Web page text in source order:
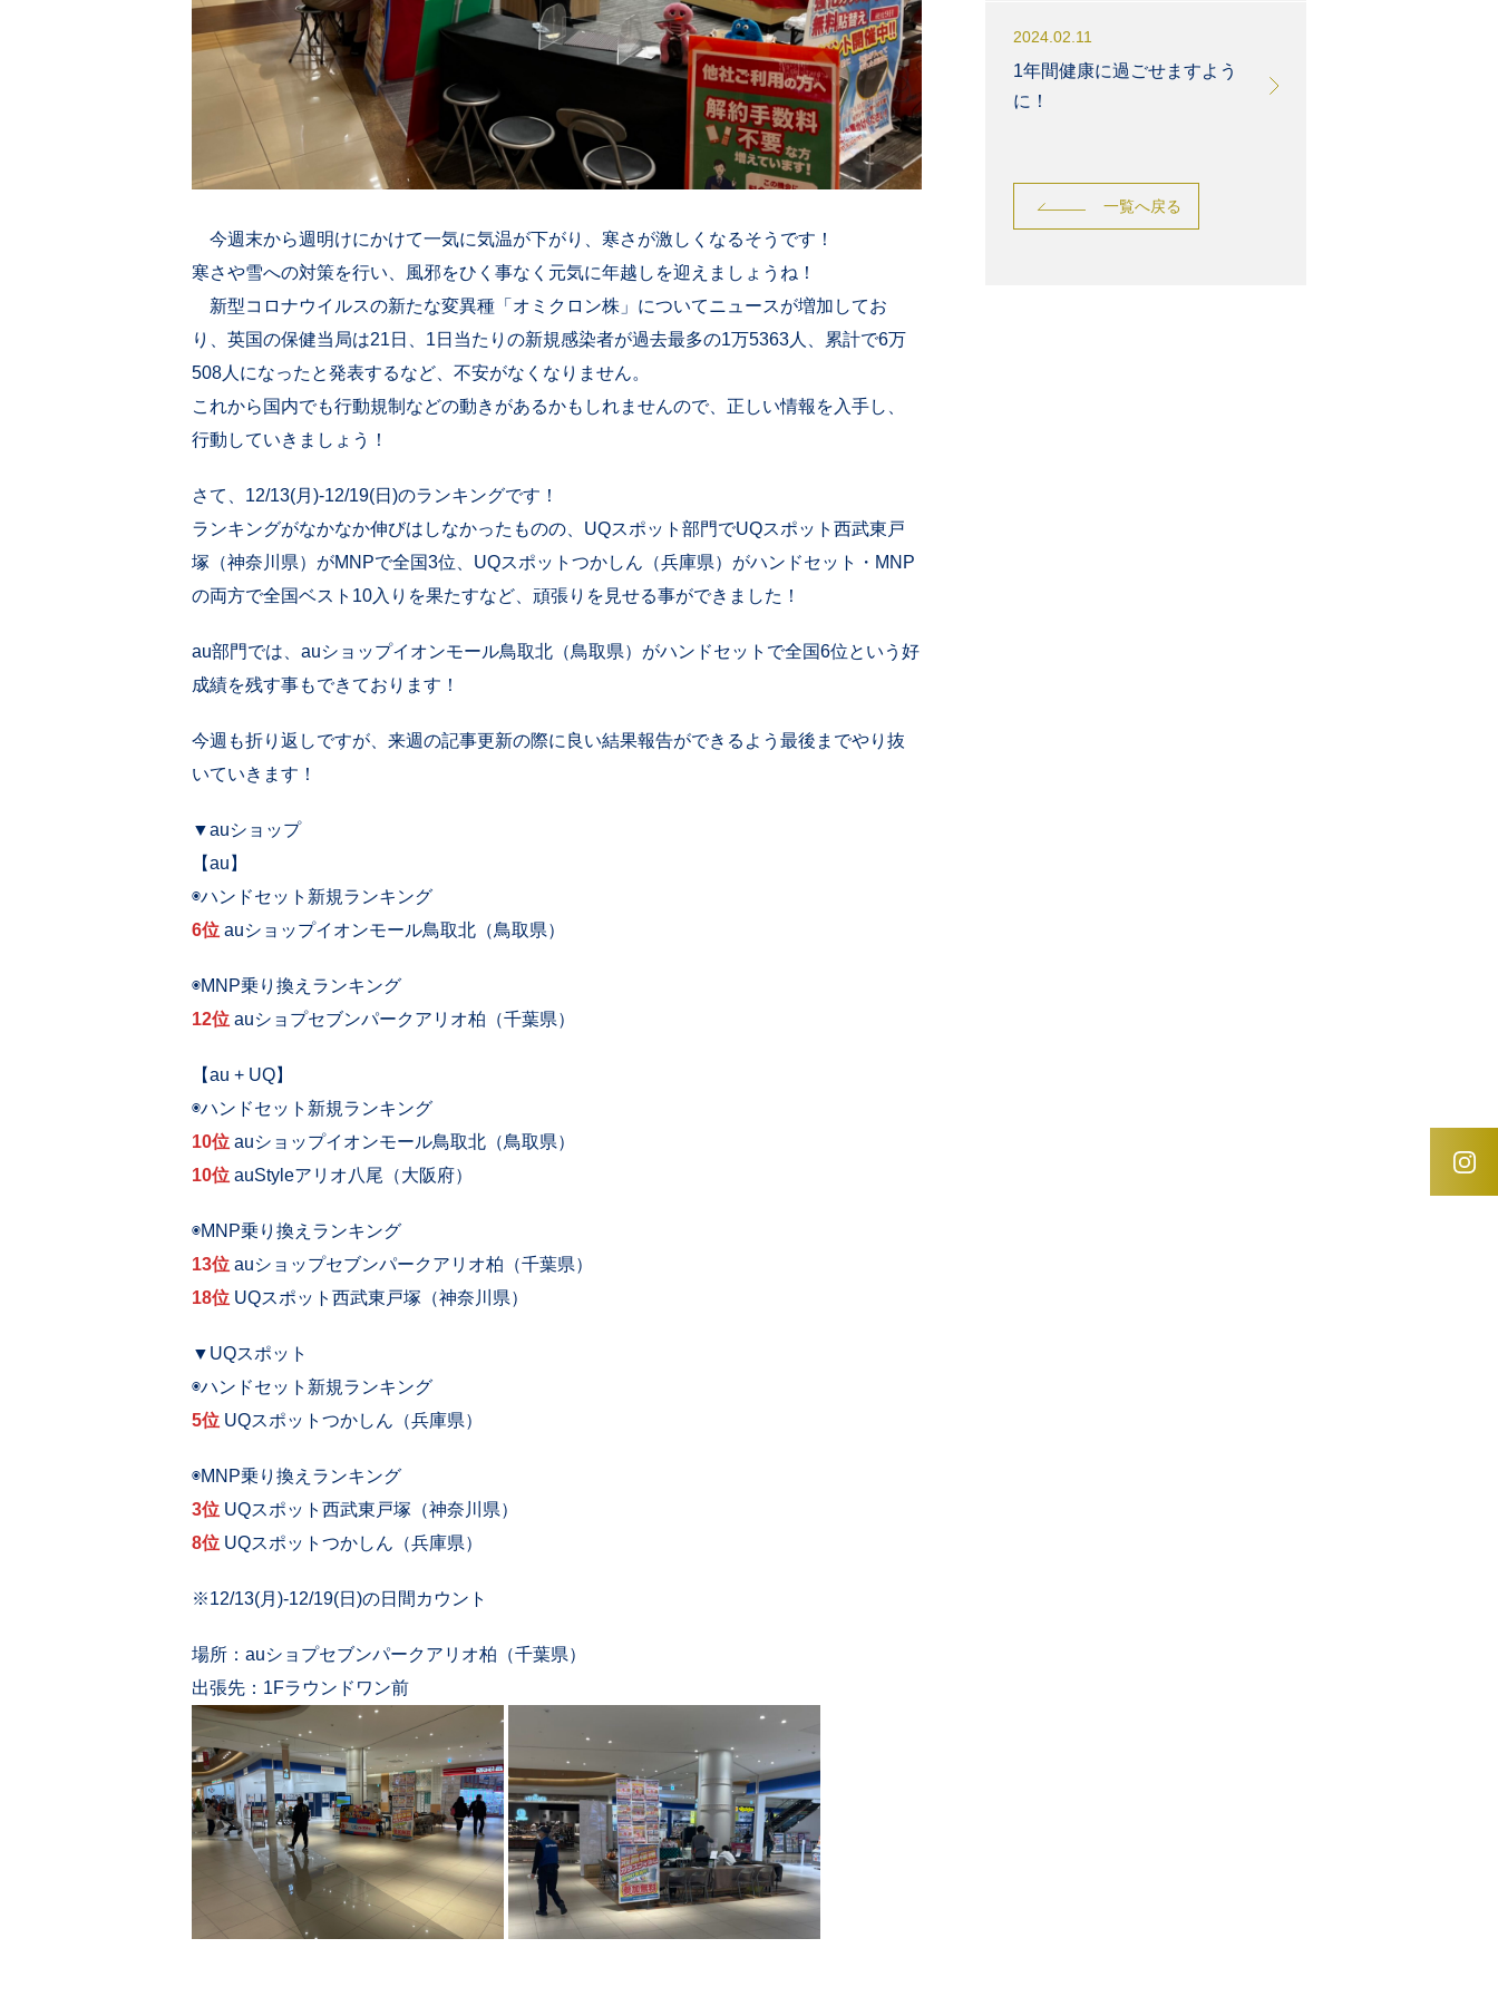
今週末から週明けにかけて一気に気温が下がり、寒さが激しくなるそうです！
寒さや雪への対策を行い、風邪をひく事なく元気に年越しを迎えましょうね！
新型コロナウイルスの新たな変異種「オミクロン株」についてニュースが増加してお
り、英国の保健当局は21日、1日当たりの新規感染者が過去最多の1万5363人、累計で6万
508人になったと発表するなど、不安がなくなりません。
これから国内でも行動規制などの動きがあるかもしれませんので、正しい情報を入手し、
行動していきましょう！
さて、12/13(月)-12/19(日)のランキングです！
ランキングがなかなか伸びはしなかったものの、UQスポット部門でUQスポット西武東戸
塚（神奈川県）がMNPで全国3位、UQスポットつかしん（兵庫県）がハンドセット・MNP
の両方で全国ベスト10入りを果たすなど、頑張りを見せる事ができました！
au部門では、auショップイオンモール鳥取北（鳥取県）がハンドセットで全国6位という好
成績を残す事もできております！
今週も折り返しですが、来週の記事更新の際に良い結果報告ができるよう最後までやり抜
いていきます！
▼auショップ
【au】
◉ハンドセット新規ランキング
6位 auショップイオンモール鳥取北（鳥取県）
◉MNP乗り換えランキング
12位 auショプセブンパークアリオ柏（千葉県）
【au + UQ】
◉ハンドセット新規ランキング
10位 auショップイオンモール鳥取北（鳥取県）
10位 auStyleアリオ八尾（大阪府）
◉MNP乗り換えランキング
13位 auショップセブンパークアリオ柏（千葉県）
18位 UQスポット西武東戸塚（神奈川県）
▼UQスポット
◉ハンドセット新規ランキング
5位 UQスポットつかしん（兵庫県）
◉MNP乗り換えランキング
3位 UQスポット西武東戸塚（神奈川県）
8位 UQスポットつかしん（兵庫県）
※12/13(月)-12/19(日)の日間カウント
場所： auショプセブンパークアリオ柏（千葉県）
出張先：1Fラウンドワン前
2024.02.11
1年間健康に過ごせますよう
に！
一覧へ戻る